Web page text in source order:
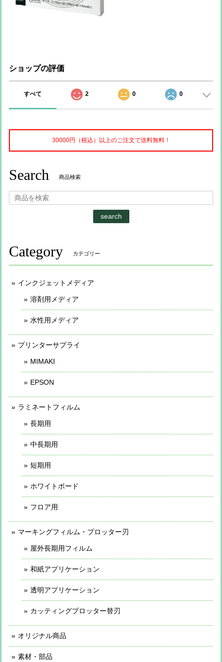
ショップの評価
すべて 2 0 0
30000円（税込）以上のご注文で送料無料！
Search 商品検索
search
Category カテゴリー
インクジェットメディア
溶剤用メディア
水性用メディア
プリンターサプライ
MIMAKI
EPSON
ラミネートフィルム
長期用
中長期用
短期用
ホワイトボード
フロア用
マーキングフィルム・プロッター刃
屋外長期用フィルム
和紙アプリケーション
透明アプリケーション
カッティングプロッター替刃
オリジナル商品
素材・部品